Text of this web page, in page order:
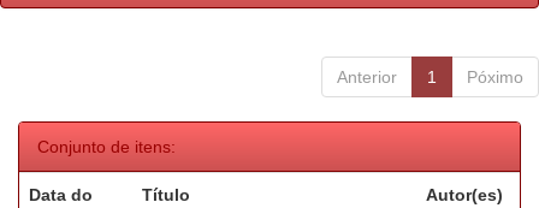
Anterior 1 Póximo
Conjunto de itens:
Data do
Título Autor(es)